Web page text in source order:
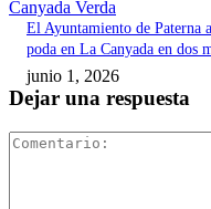
Canyada Verda
El Ayuntamiento de Paterna
poda en La Canyada en dos
junio 1, 2026
Dejar una respuesta